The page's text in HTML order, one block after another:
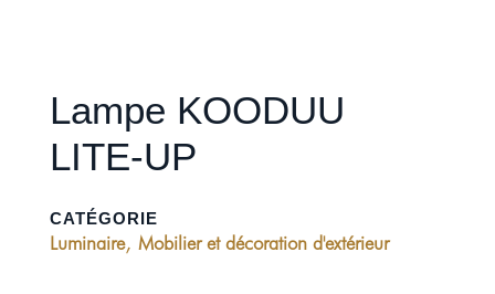
Lampe KOODUU
LITE-UP
CATÉGORIE
Luminaire, Mobilier et décoration d'extérieur